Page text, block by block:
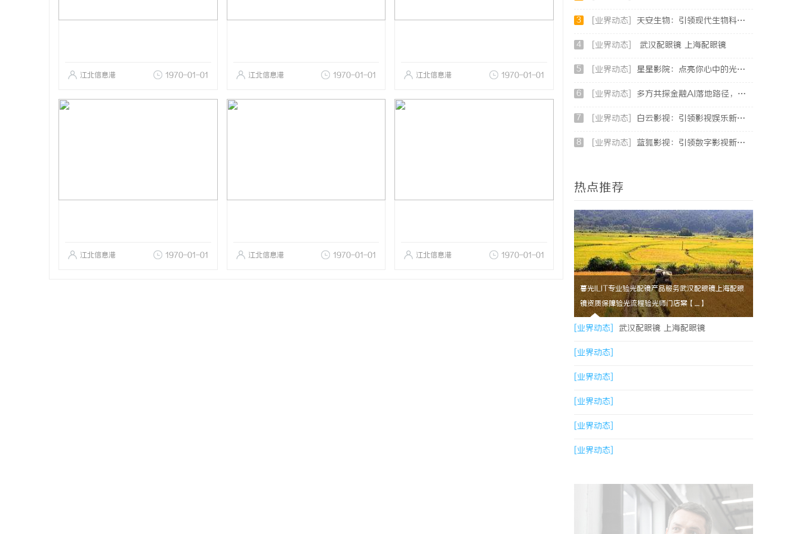
江北信息港 1970-01-01 江北信息港 1970-01-01 江北信息港 1970-01-01
江北信息港 1970-01-01 江北信息港 1970-01-01 江北信息港 1970-01-01
3 [业界动态] 天安生物：引领现代生物科技创新发展的先锋企业
4 [业界动态] 武汉配眼镜 上海配眼镜
5 [业界动态] 星星影院：点亮你心中的光影世界，畅享极致观影体验
6 [业界动态] 多方共探金融AI落地路径，天创信用星图AI助力产业金融智能升级
7 [业界动态] 白云影视：引领影视娱乐新时代的先锋力量
8 [业界动态] 蓝狐影视：引领数字影视新时代的创新力量
热点推荐
暮光ILIT专业验光配镜产品服务武汉配眼镜上海配眼
镜资质保障验光流程验光师门店案【....】
[业界动态] 武汉配眼镜 上海配眼镜
[业界动态]
[业界动态]
[业界动态]
[业界动态]
[业界动态]